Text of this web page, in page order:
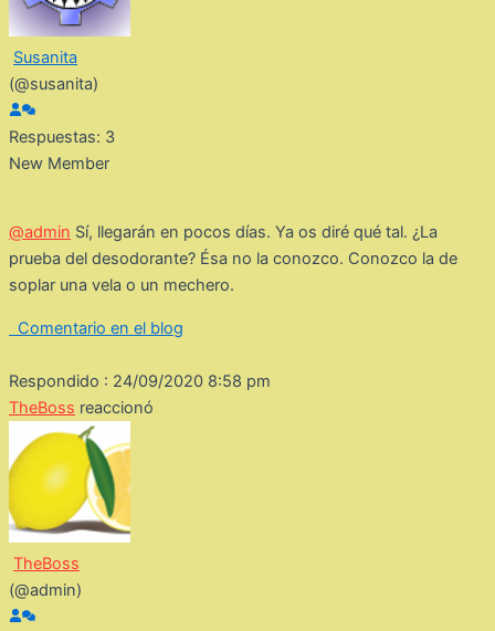
Susanita
(@susanita)
Respuestas: 3
New Member
@admin Sí, llegarán en pocos días. Ya os diré qué tal. ¿La
prueba del desodorante? Ésa no la conozco. Conozco la de
soplar una vela o un mechero.
Comentario en el blog
Respondido : 24/09/2020 8:58 pm
TheBoss reaccionó
TheBoss
(@admin)